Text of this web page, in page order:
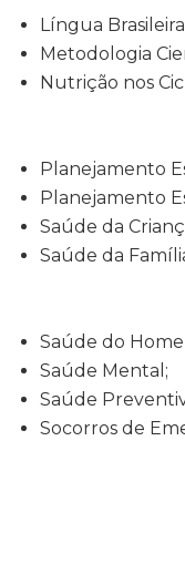
Língua
Metodologia
Nutrição nos
Planejamento
Planejamento
Saúde da
Saúde da
Saúde do
Saúde Mental;
Saúde
Socorros de